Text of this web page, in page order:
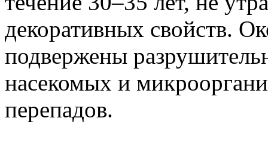
декоративных свойств.
подвержены
насекомых и
перепадов.